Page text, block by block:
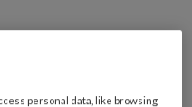
met
personal data, like browsing